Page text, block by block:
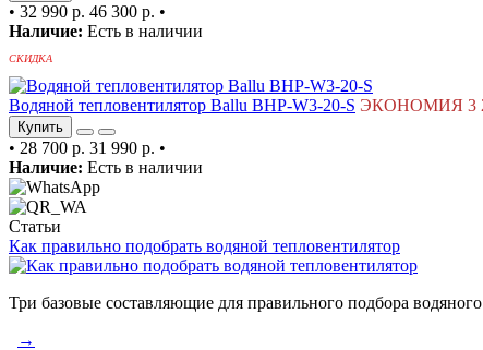
• 32 990 р. 46 300 р. •
Наличие: Есть в наличии
СКИДКА
Водяной тепловентилятор Ballu BHP-W3-20-S ЭКОНОМИЯ 3
Купить
• 28 700 р. 31 990 р. •
Наличие: Есть в наличии
Статьи
Как правильно подобрать водяной тепловентилятор
Три базовые составляющие для правильного подбора
→